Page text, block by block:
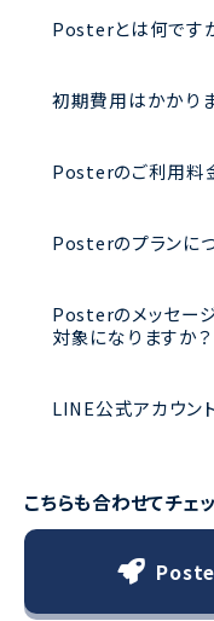
Posterとは何です
初期費用はかかり
Posterのご利用料
Posterのプランに
Posterのメッセー
対象になりますか？
LINE公式アカウン
こちらも合わせてチェ